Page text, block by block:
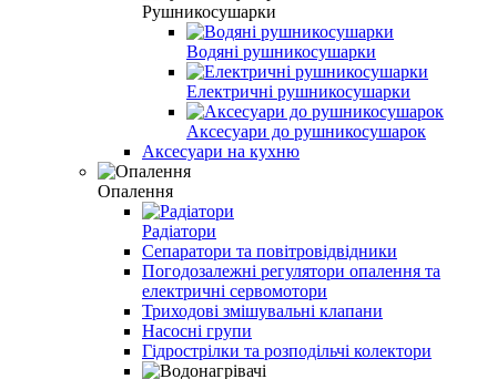
Рушникосушарки
Водяні рушникосушарки
Електричні рушникосушарки
Аксесуари до рушникосушарок
Аксесуари на кухню
Опалення
Радіатори
Сепаратори та повітровідвідники
Погодозалежні регулятори опалення та
електричні сервомотори
Триходові змішувальні клапани
Насосні групи
Гідрострілки та розподільчі колектори